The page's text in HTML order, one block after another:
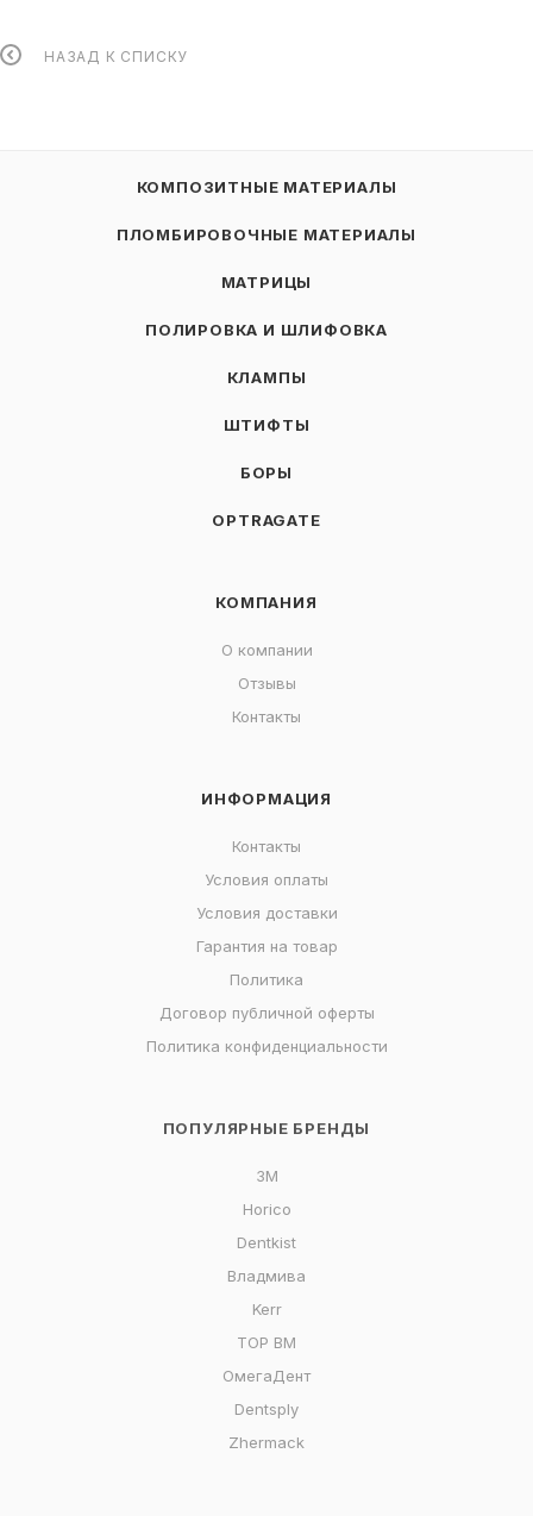
НАЗАД К СПИСКУ
КОМПОЗИТНЫЕ МАТЕРИАЛЫ
ПЛОМБИРОВОЧНЫЕ МАТЕРИАЛЫ
МАТРИЦЫ
ПОЛИРОВКА И ШЛИФОВКА
КЛАМПЫ
ШТИФТЫ
БОРЫ
OPTRAGATE
КОМПАНИЯ
О компании
Отзывы
Контакты
ИНФОРМАЦИЯ
Контакты
Условия оплаты
Условия доставки
Гарантия на товар
Политика
Договор публичной оферты
Политика конфиденциальности
ПОПУЛЯРНЫЕ БРЕНДЫ
3M
Horico
Dentkist
Владмива
Kerr
ТОР ВМ
ОмегаДент
Dentsply
Zhermack